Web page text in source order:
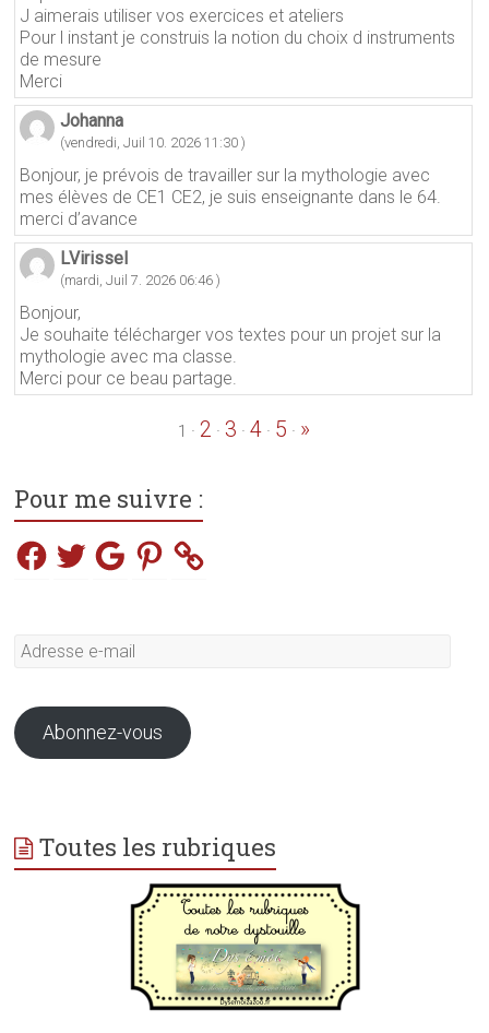
J aimerais utiliser vos exercices et ateliers
Pour l instant je construis la notion du choix d instruments
de mesure
Merci
Johanna
(vendredi, Juil 10. 2026 11:30 )
Bonjour, je prévois de travailler sur la mythologie avec
mes élèves de CE1 CE2, je suis enseignante dans le 64.
merci d’avance
LVirissel
(mardi, Juil 7. 2026 06:46 )
Bonjour,
Je souhaite télécharger vos textes pour un projet sur la
mythologie avec ma classe.
Merci pour ce beau partage.
1 · 2 ·3 ·4 · 5 · »
Pour me suivre :
Facebook
TwitterGooglePinterest
Adresse
Abonnez-vous
Toutes les rubriques